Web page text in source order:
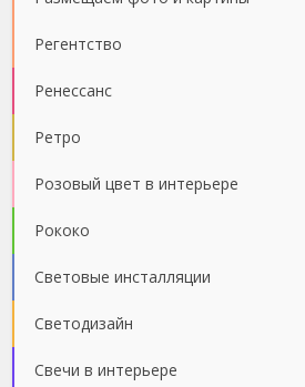
Регентство
Ренессанс
Ретро
Розовый цвет в интерьере
Рококо
Световые инсталляции
Светодизайн
Свечи в интерьере